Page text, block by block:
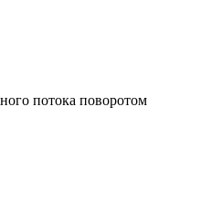
потока поворотом